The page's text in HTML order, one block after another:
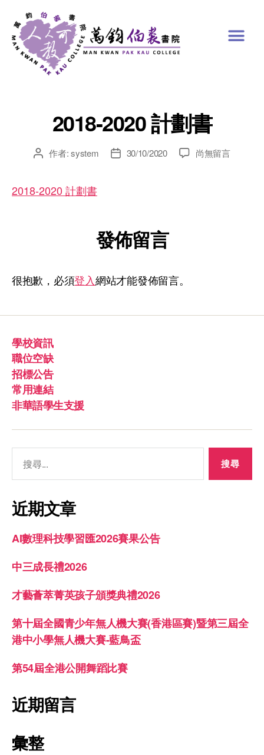
2018-2020 計劃書
作者:system 30/10/2020 尚無留言
2018-2020 計劃書
發佈留言
很抱歉，必須登入網站才能發佈留言。
學校資訊
職位空缺
招標公告
常用連結
非華語學生支援
近期文章
AI數理科技學習匯2026賽果公告
中三成長禮2026
才藝薈萃菁英孩子頒獎典禮2026
第十屆全國青少年無人機大賽(香港區賽)暨第三屆全
港中小學無人機大賽-藍鳥盃
第54屆全港公開舞蹈比賽
近期留言
彙整